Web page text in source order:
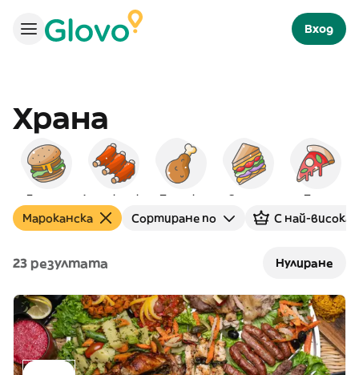
Вход
Храна
Бургери Американска Пилешко Сандвич Пица
Мароканска Сортиране по С най-висока
23 резултата Нулиране